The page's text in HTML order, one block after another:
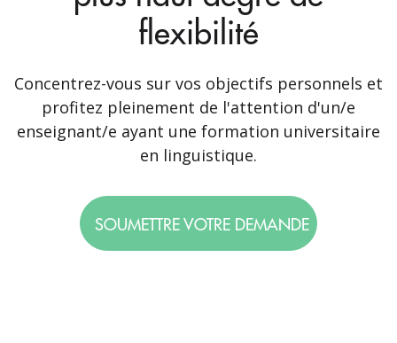
flexibilité
Concentrez-vous sur vos objectifs personnels et
profitez pleinement de l'attention d'un/e
enseignant/e ayant une formation universitaire
en linguistique.
SOUMETTRE VOTRE DEMANDE